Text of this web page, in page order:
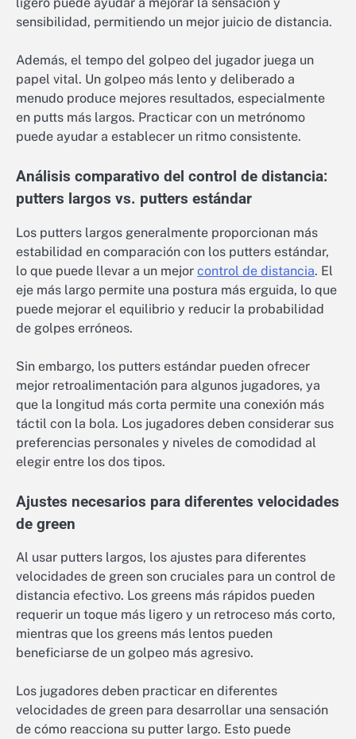
sensibilidad, permitiendo un mejor juicio de distancia.
Además, el tempo del golpeo del jugador juega un
papel vital. Un golpeo más lento y deliberado a
menudo produce mejores resultados, especialmente
en putts más largos. Practicar con un metrónomo
puede ayudar a establecer un ritmo consistente.
Análisis comparativo del control de distancia:
putters largos vs. putters estándar
Los putters largos generalmente proporcionan más
estabilidad en comparación con los putters estándar,
lo que puede llevar a un mejor control de distancia. El
eje más largo permite una postura más erguida, lo que
puede mejorar el equilibrio y reducir la probabilidad
de golpes erróneos.
Sin embargo, los putters estándar pueden ofrecer
mejor retroalimentación para algunos jugadores, ya
que la longitud más corta permite una conexión más
táctil con la bola. Los jugadores deben considerar sus
preferencias personales y niveles de comodidad al
elegir entre los dos tipos.
Ajustes necesarios para diferentes velocidades
de green
Al usar putters largos, los ajustes para diferentes
velocidades de green son cruciales para un control de
distancia efectivo. Los greens más rápidos pueden
requerir un toque más ligero y un retroceso más corto,
mientras que los greens más lentos pueden
beneficiarse de un golpeo más agresivo.
Los jugadores deben practicar en diferentes
velocidades de green para desarrollar una sensación
de cómo reacciona su putter largo. Esto puede